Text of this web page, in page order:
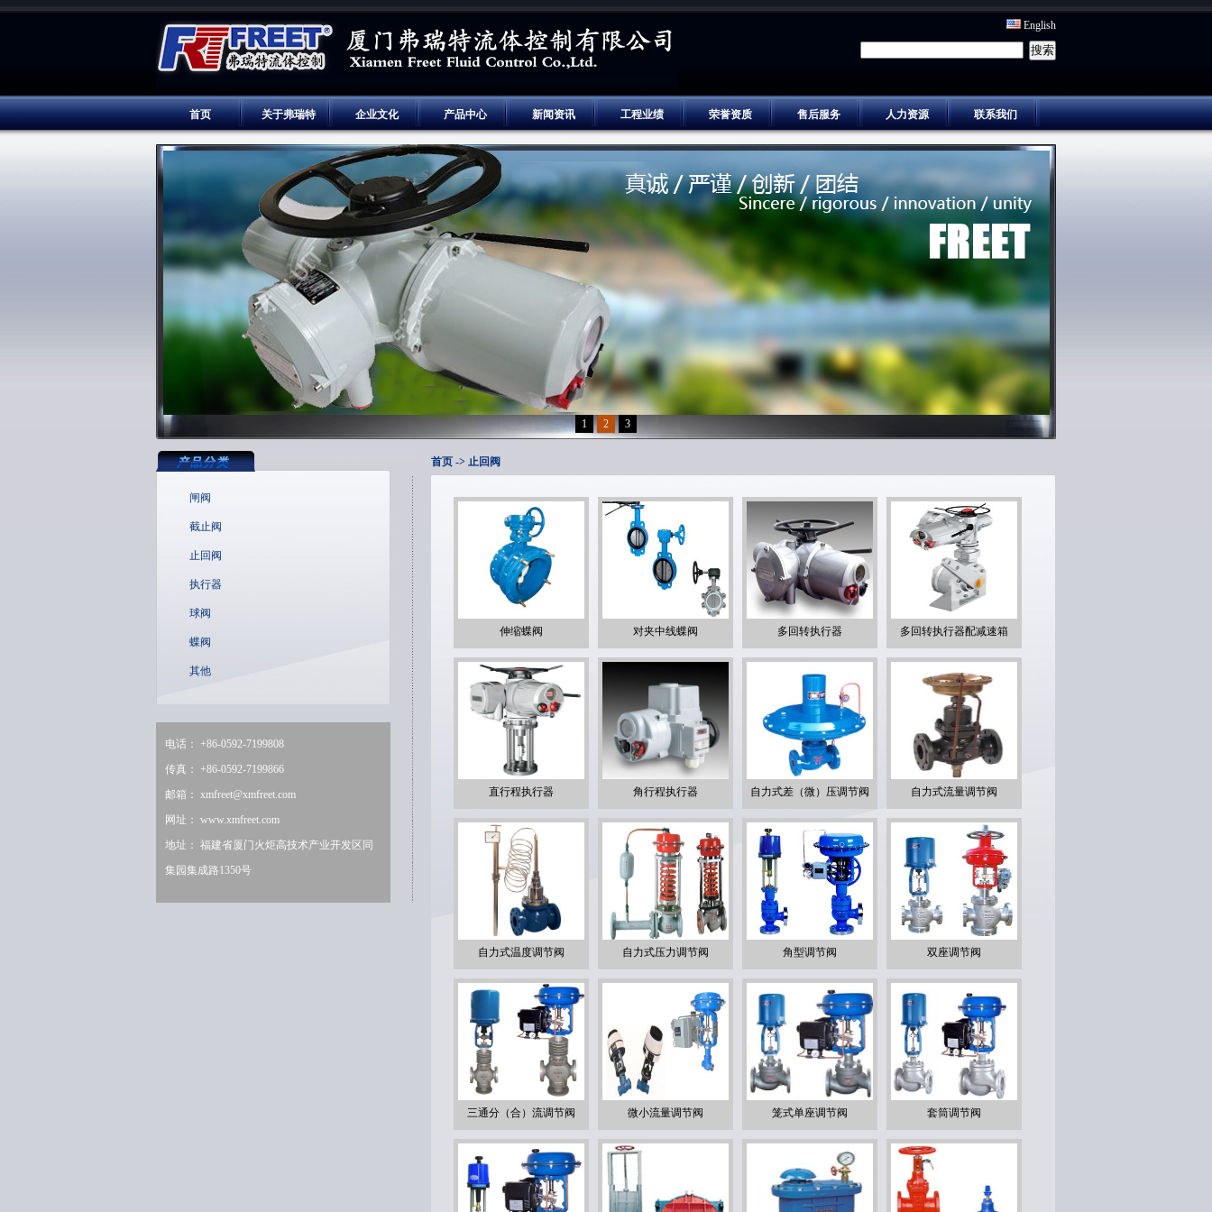
English
首页 关于弗瑞特 企业文化 产品中心 新闻资讯 工程业绩 荣誉资质 售后服务 人力资源 联系我们
1 2 3
闸阀
截止阀
止回阀
执行器
球阀
蝶阀
其他
电话： +86-0592-7199808
传真： +86-0592-7199866
邮箱： xmfreet@xmfreet.com
网址： www.xmfreet.com
地址： 福建省厦门火炬高技术产业开发区同
集园集成路1350号
首页 -> 止回阀
伸缩蝶阀 对夹中线蝶阀 多回转执行器 多回转执行器配减速箱
直行程执行器 角行程执行器 自力式差（微）压调节阀 自力式流量调节阀
自力式温度调节阀 自力式压力调节阀 角型调节阀 双座调节阀
三通分（合）流调节阀 微小流量调节阀 笼式单座调节阀 套筒调节阀